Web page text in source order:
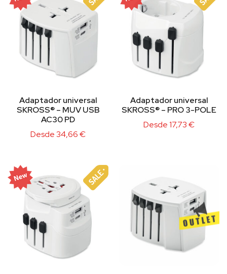
Adaptador universal
SKROSS® – MUV USB
AC30 PD
Desde34,66€
Adaptador universal
SKROSS® – PRO 3-POLE
Desde17,73€